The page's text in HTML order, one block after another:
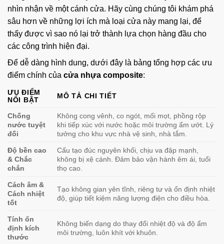
nhìn nhận về một cánh cửa. Hãy cùng chúng tôi khám phá
sâu hơn về những lợi ích mà loại cửa này mang lại, để
thấy được vì sao nó lại trở thành lựa chọn hàng đầu cho
các công trình hiện đại.
Để dễ dàng hình dung, dưới đây là bảng tổng hợp các ưu
điểm chính của cửa nhựa composite:
ƯU ĐIỂM
NỔI BẬT
MÔ TẢ CHI TIẾT
Chống
nước tuyệt
đối
Không cong vênh, co ngót, mối mọt, phồng rộp
khi tiếp xúc với nước hoặc môi trường ẩm ướt. Lý
tưởng cho khu vực nhà vệ sinh, nhà tắm.
Độ bền cao
& Chắc
chắn
Cấu tạo đúc nguyên khối, chịu va đập mạnh,
không bị xệ cánh. Đảm bảo vận hành êm ái, tuổi
thọ cao.
Cách âm &
Cách nhiệt
tốt
Tạo không gian yên tĩnh, riêng tư và ổn định nhiệt
độ, giúp tiết kiệm năng lượng điện cho điều hòa.
Tính ổn
định kích
thước
Không biến dạng do thay đổi nhiệt độ và độ ẩm
môi trường, luôn khít với khuôn.